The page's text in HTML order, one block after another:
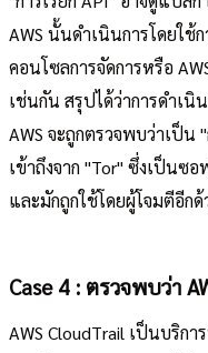
AWS นั้นดำเนินการโดยใช้
คอนโซลการจัดการหรือ
เช่นกัน สรุปได้ว่าการดำเ
AWS จะถูกตรวจพบว่าเป็น
เข้าถึงจาก "Tor" ซึ่งเป็นซ
และมักถูกใช้โดยผู้โจมตีอีกด้
Case 4 : ตรวจพบว่า
AWS CloudTrail เป็นบริกา